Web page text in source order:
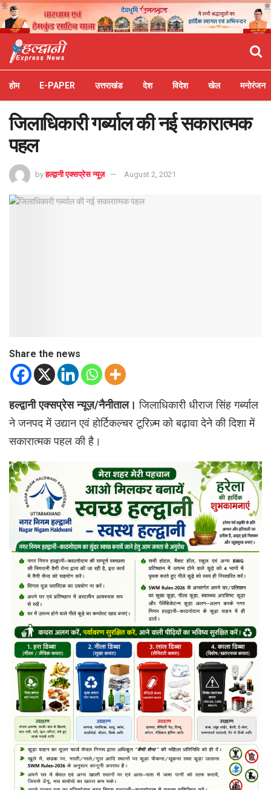
होम E-PAPER उत्तराखंड देश विदेश खेल मनोरंजन
जिलाधिकारी गर्ब्याल की नई सकारात्मक
पहल
by हल्द्वानी एक्सप्रेस न्यूज़ August 2, 2021
Share the news
हल्द्वानी एक्सप्रेस न्यूज़/नैनीताल। जिलाधिकारी धीराज सिंह गर्ब्याल
ने जनपद में उद्यान एवं होर्टिकल्चर टूरिज़्म को बढ़ावा देने की दिशा में
सकारात्मक पहल की है।